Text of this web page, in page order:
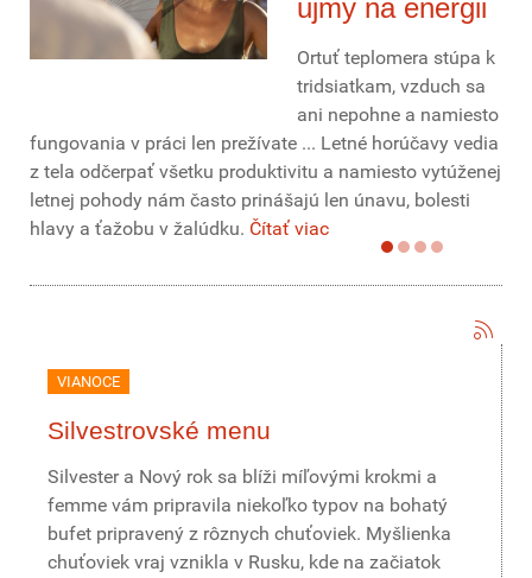
ujmy na energii
Ortuť teplomera stúpa k
tridsiatkam, vzduch sa
ani nepohne a namiesto
fungovania v práci len prežívate ... Letné horúčavy vedia
z tela odčerpať všetku produktivitu a namiesto vytúženej
letnej pohody nám často prinášajú len únavu, bolesti
hlavy a ťažobu v žalúdku. Čítať viac
VIANOCE
Silvestrovské menu
Silvester a Nový rok sa blíži míľovými krokmi a
femme vám pripravila niekoľko typov na bohatý
bufet pripravený z rôznych chuťoviek. Myšlienka
chuťoviek vraj vznikla v Rusku, kde na začiatok